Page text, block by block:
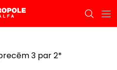
3 par 2*